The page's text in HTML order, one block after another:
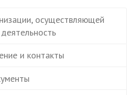
осуществляющей
и контакты